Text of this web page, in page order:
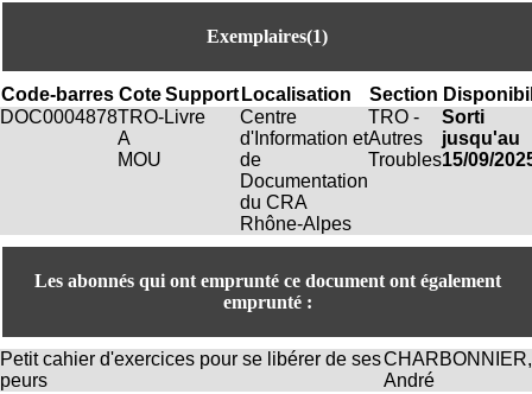
Exemplaires(1)
Code-barres CoteSupport Localisation Section
DOC0004878TRO-
A
MOU
Livre
Centre
d'Information et
de
Documentation
du CRA
Rhône-Alpes
TRO -
Autres
Troubles
Sorti
jusqu'au
15/09/
Les abonnés qui ont emprunté ce document ont également
emprunté :
Petit cahier d'exercices pour se libérer de ses
peurs
CHARBONNIER,
André
-
1
3
h
0
é